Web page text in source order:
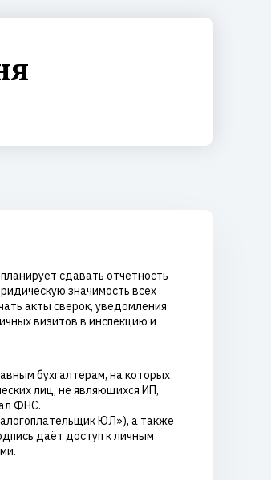
сдавать отчетность
значимость всех
акты сверок, уведомления
визитов в инспекцию и
бухгалтерам, на которых
лиц, не являющихся ИП,
ФНС.
ЮЛ»), а также
даёт доступ к личным